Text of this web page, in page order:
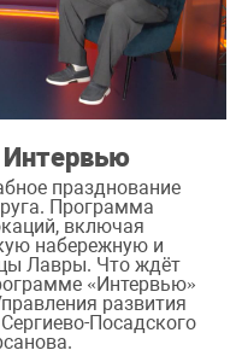
Интервью
празднование
Программа
включая
набережную и
Лавры. Что ждёт
«Интервью»
развития
Посадского